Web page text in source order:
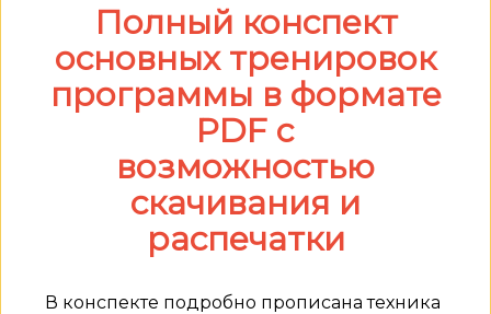
Полный конспект
основных тренировок
программы в формате
PDF c
возможностью
скачивания и
распечатки
В конспекте подробно прописана техника